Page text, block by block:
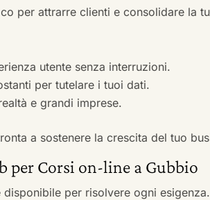
per attrarre clienti e consolidare la
utente senza interruzioni.
per tutelare i tuoi dati.
e grandi imprese.
a sostenere la crescita del tuo
per Corsi on-line a Gubbio
per risolvere ogni esigenza.